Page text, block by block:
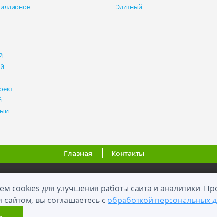
cookies для улучшения работы сайта и аналитики.
сайтом, вы соглашаетесь с обработкой персональных
Элитный
Главная Контакты
ООО "ВНовостройке.ру"
2012 - 2026 0+
сайт носит информационный характер и не является публичной